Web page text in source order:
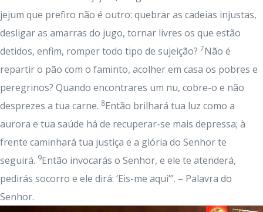
jejum que prefiro não é outro: quebrar as cadeias injustas,
desligar as amarras do jugo, tornar livres os que estão
detidos, enfim, romper todo tipo de sujeição? 7Não é
repartir o pão com o faminto, acolher em casa os pobres e
peregrinos? Quando encontrares um nu, cobre-o e não
desprezes a tua carne. 8Então brilhará tua luz como a
aurora e tua saúde há de recuperar-se mais depressa; à
frente caminhará tua justiça e a glória do Senhor te
seguirá. 9Então invocarás o Senhor, e ele te atenderá,
pedirás socorro e ele dirá: ‘Eis-me aqui’”. – Palavra do
Senhor.